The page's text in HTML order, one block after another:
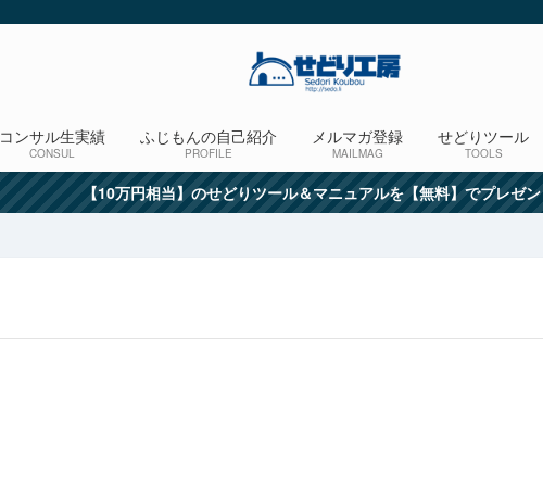
コンサル生実績
CONSUL
ふじもんの自己紹介
PROFILE
メルマガ登録
MAILMAG
せどりツール
TOOLS
【10万円相当】のせどりツール＆マニュアルを【無料】でプレゼ